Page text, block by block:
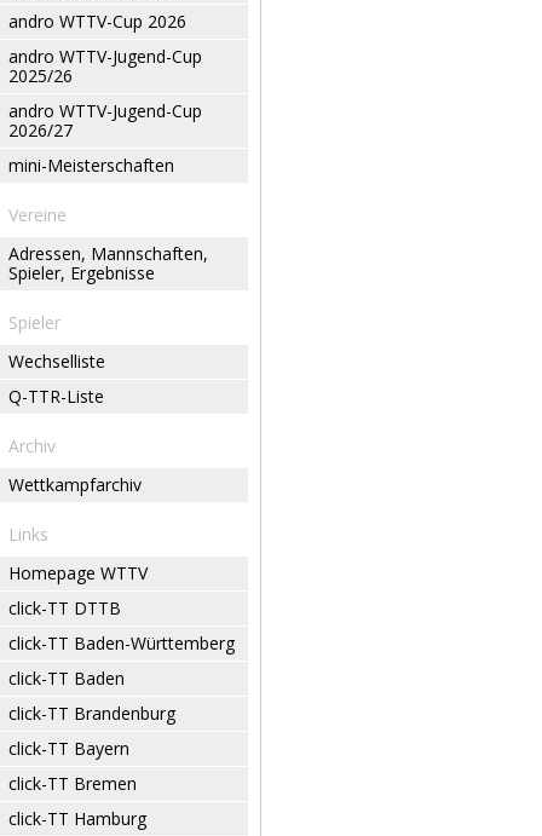
andro WTTV-Cup 2026
andro WTTV-Jugend-Cup
2025/26
andro WTTV-Jugend-Cup
2026/27
mini-Meisterschaften
Vereine
Adressen, Mannschaften,
Spieler, Ergebnisse
Spieler
Wechselliste
Q-TTR-Liste
Archiv
Wettkampfarchiv
Links
Homepage WTTV
click-TT DTTB
click-TT Baden-Württemberg
click-TT Baden
click-TT Brandenburg
click-TT Bayern
click-TT Bremen
click-TT Hamburg